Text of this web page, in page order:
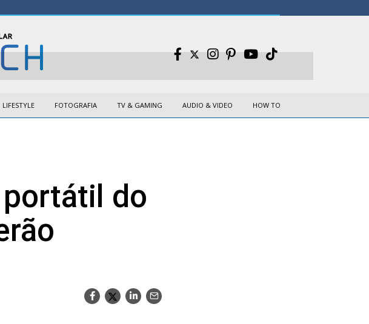
LIFESTYLE FOTOGRAFIA TV & GAMING AUDIO & VIDEO HOW TO
do